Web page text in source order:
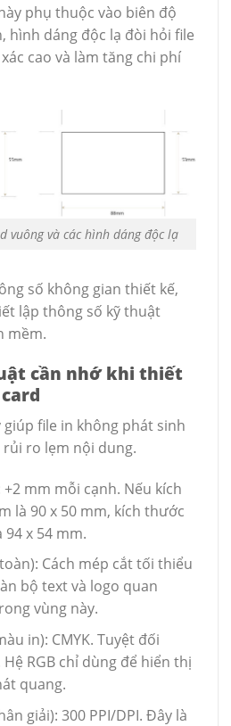
phụ thuộc vào biên độ
hình dáng độc lạ đòi hỏi file
cao và làm tăng chi phí
vuông và các hình dáng độc lạ
số không gian thiết kế,
lập thông số kỹ thuật
mềm.
cần nhớ khi thiết
file in không phát sinh
ro lẹm nội dung.
+2 mm mỗi cạnh. Nếu kích
là 90 x 50 mm, kích thước
94 x 54 mm.
Cách mép cắt tối thiểu
bộ text và logo quan
vùng này.
in): CMYK. Tuyệt đối
RGB chỉ dùng để hiển thị
quang.
giải): 300 PPI/DPI. Đây là